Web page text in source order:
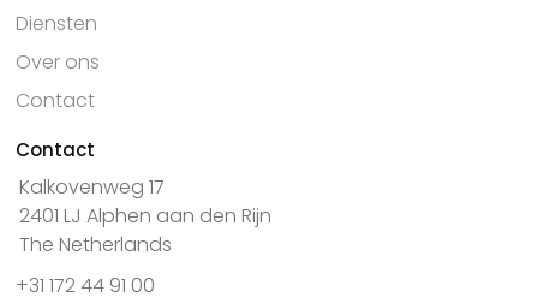
Diensten
Over ons
Contact
Contact
Kalkovenweg 17
2401 LJ Alphen aan den Rijn
The Netherlands
+31 172 44 91 00